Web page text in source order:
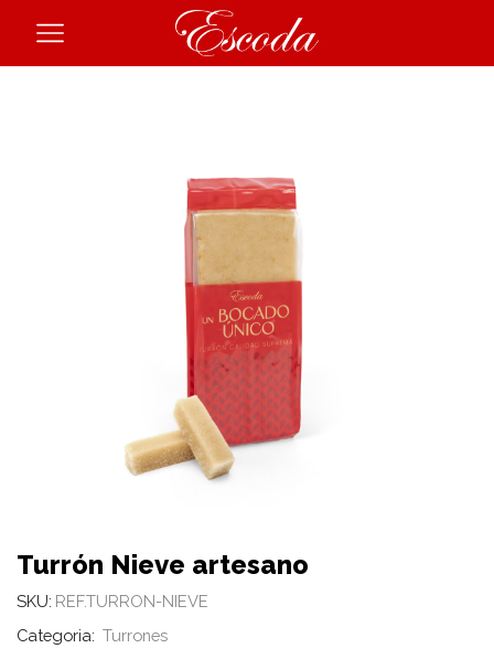
Turrón Nieve artesano
SKU: REF.TURRON-NIEVE
Categoria: Turrones